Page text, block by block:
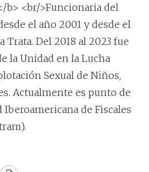
b> <br/>Funcionaria del
el año 2001 y desde el
Trata. Del 2018 al 2023 fue
la Unidad en la Lucha
Sexual de Niños,
Actualmente es punto de
Iberoamericana de Fiscales